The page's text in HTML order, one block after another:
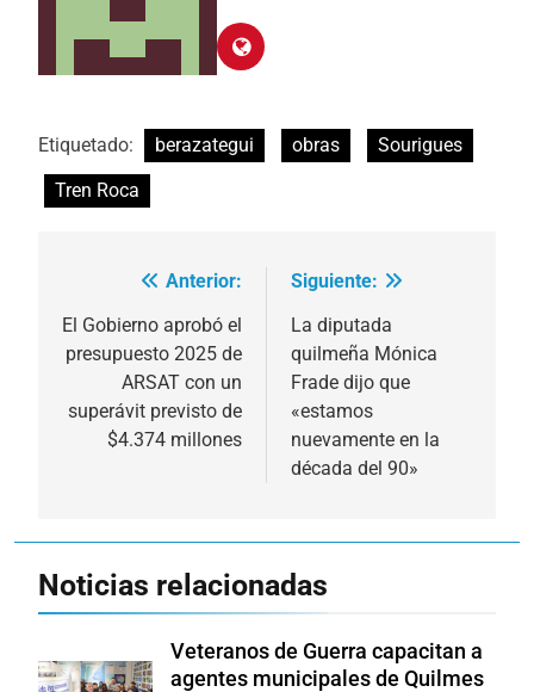
Etiquetado: berazategui obras
Sourigues
Tren Roca
Navegación
de
entradas
Anterior:
El Gobierno aprobó el
presupuesto 2025 de
ARSAT con un
superávit previsto de
$4.374 millones
Siguiente:
La diputada
quilmeña Mónica
Frade dijo que
«estamos
nuevamente en la
década del 90»
Noticias relacionadas
Veteranos de Guerra capacitan a
agentes municipales de Quilmes